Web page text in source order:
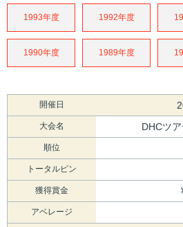
1993年度 1992年度
1990年度 1989年度
開催日
大会名 DHCツ
順位
トータルピン
獲得賞金
アベレージ